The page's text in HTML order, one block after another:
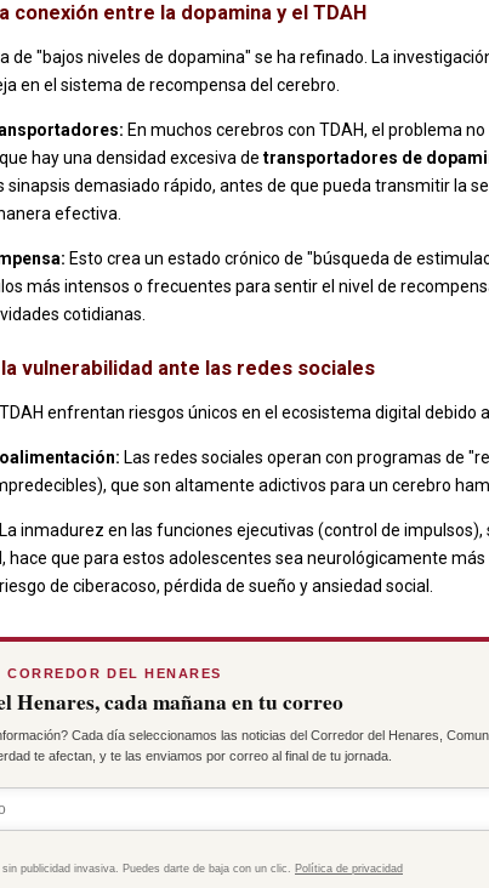
conexión entre la dopamina y el TDAH
de "bajos niveles de dopamina" se ha refinado. La
en el sistema de recompensa del cerebro.
En muchos cerebros con TDAH, el problema
hay una densidad excesiva de transportadores de
sinapsis demasiado rápido, antes de que pueda transmitir la
efectiva.
Esto crea un estado crónico de "búsqueda de
más intensos o frecuentes para sentir el nivel de
cotidianas.
vulnerabilidad ante las redes sociales
enfrentan riesgos únicos en el ecosistema digital debido
Las redes sociales operan con programas de
que son altamente adictivos para un cerebro
La inmadurez en las funciones ejecutivas (control de impulsos),
hace que para estos adolescentes sea neurológicamente
de ciberacoso, pérdida de sueño y ansiedad social.
DEL HENARES
Henares, cada mañana en tu correo
Cada día seleccionamos las noticias del Corredor del Henares,
te afectan, y te las enviamos por correo al final de tu jornada.
publicidad invasiva. Puedes darte de baja con un clic. Política de privacidad